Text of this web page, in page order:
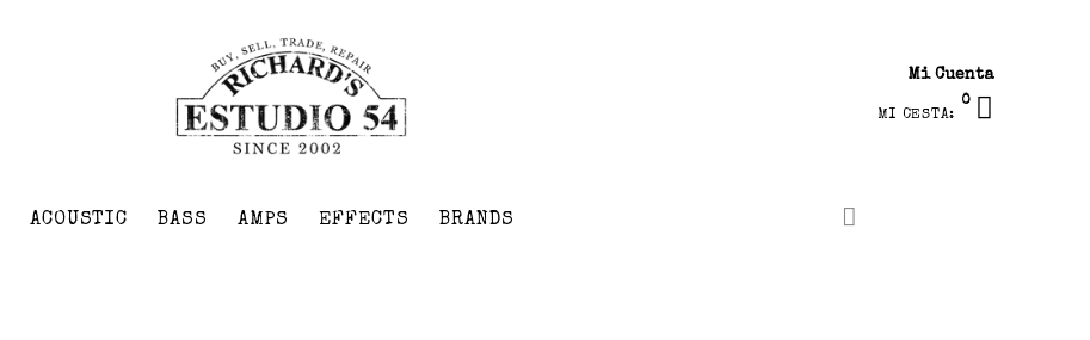
Mi Cuenta
MI CESTA:
0
ACOUSTIC BASS AMPS EFFECTS BRANDS